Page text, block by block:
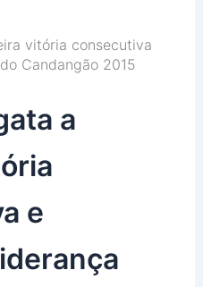
vitória consecutiva
Candangão 2015
a
e